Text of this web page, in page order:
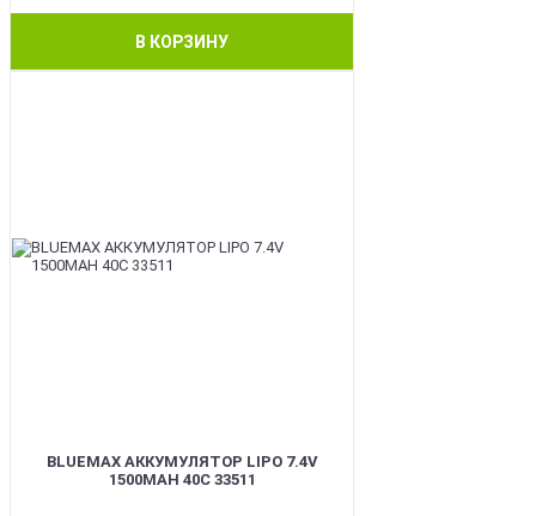
В КОРЗИНУ
BLUEMAX АККУМУЛЯТОР LIPO 7.4V
1500MAH 40C 33511